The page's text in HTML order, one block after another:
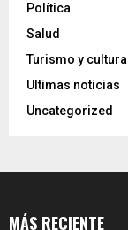
Política
Salud
Turismo y cultura
Ultimas noticias
Uncategorized
MÁS RECIENTE